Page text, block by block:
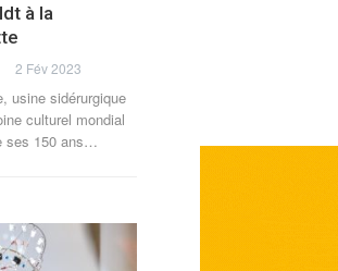
à la
2 Fév 2023
usine sidérurgique
culturel mondial
ses 150 ans…